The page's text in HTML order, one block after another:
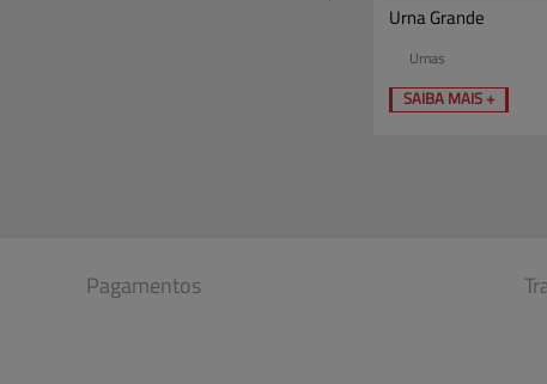
Urna Grande
Urnas
SAIBA MAIS +
Pagamentos